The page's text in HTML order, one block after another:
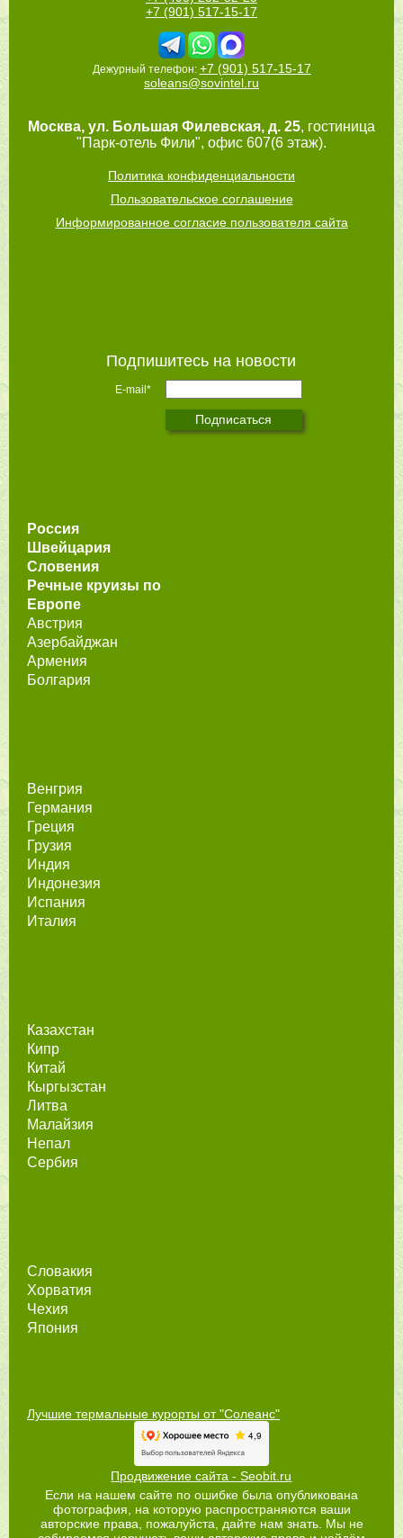
+7 (901) 517-15-17
Дежурный телефон: +7 (901) 517-15-17
soleans@sovintel.ru
Москва, ул. Большая Филевская, д. 25, гостиница
"Парк-отель Фили", офис 607(6 этаж).
Политика конфиденциальности
Пользовательское соглашение
Информированное согласие пользователя сайта
Подпишитесь на новости
E-mail*
Россия
Швейцария
Словения
Речные круизы по
Европе
Австрия
Азербайджан
Армения
Болгария
Венгрия
Германия
Греция
Грузия
Индия
Индонезия
Испания
Италия
Казахстан
Кипр
Китай
Кыргызстан
Литва
Малайзия
Непал
Сербия
Словакия
Хорватия
Чехия
Япония
Лучшие термальные курорты от "Солеанс"
Продвижение сайта - Seobit.ru
Если на нашем сайте по ошибке была опубликована
фотография, на которую распространяются ваши
авторские права, пожалуйста, дайте нам знать. Мы не